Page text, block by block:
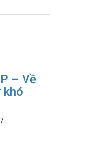
– Về
khó